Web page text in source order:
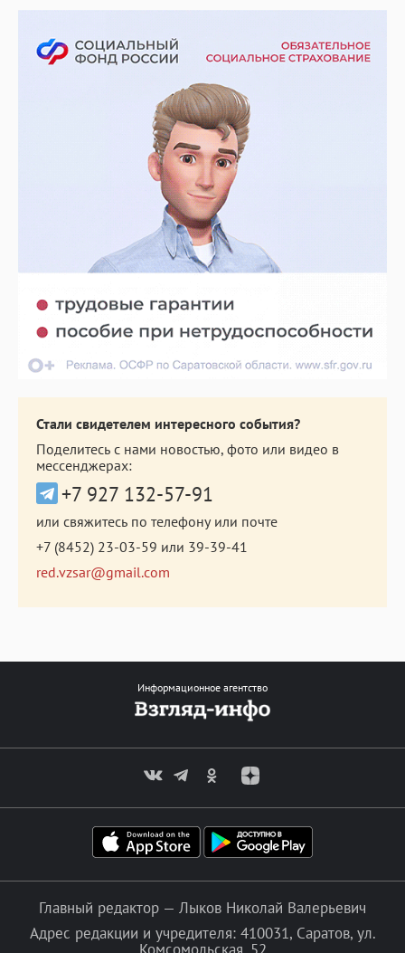
Стали свидетелем интересного события?
Поделитесь с нами новостью, фото или видео в
мессенджерах:
+7 927 132-57-91
или свяжитесь по телефону или почте
+7 (8452) 23-03-59 или 39-39-41
red.vzsar@gmail.com
Информационное агентство
Главный редактор — Лыков Николай Валерьевич
Адрес редакции и учредителя: 410031, Саратов, ул.